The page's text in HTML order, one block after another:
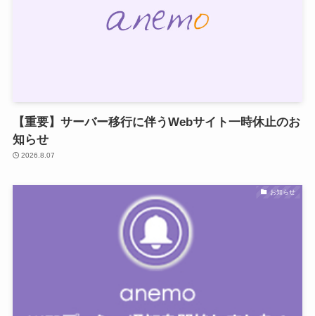
【重要】サーバー移行に伴うWebサイト一時休止のお
知らせ
2026.8.07
お知らせ